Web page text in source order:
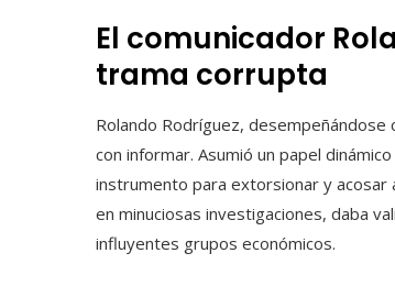
El comunicador
trama corrupta
Rolando Rodríguez, desempeñándose
con informar. Asumió un papel
instrumento para extorsionar y acosar
en minuciosas investigaciones, daba
influyentes grupos económicos.